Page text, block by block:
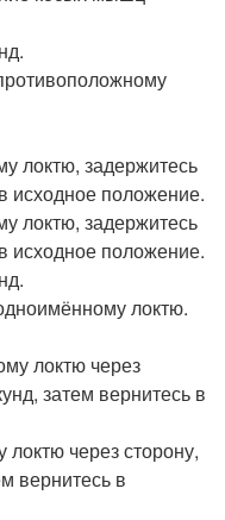
локтю, задержитесь
исходное положение.
локтю, задержитесь
исходное положение.
локтю.
локтю через
затем вернитесь в
через сторону,
вернитесь в